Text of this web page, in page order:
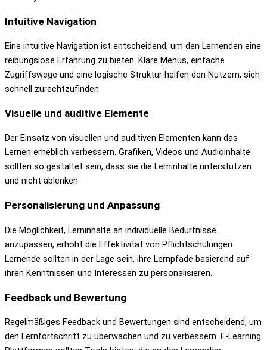
Intuitive Navigation
Eine intuitive Navigation ist entscheidend, um den Lernenden eine
reibungslose Erfahrung zu bieten. Klare Menüs, einfache
Zugriffswege und eine logische Struktur helfen den Nutzern, sich
schnell zurechtzufinden.
Visuelle und auditive Elemente
Der Einsatz von visuellen und auditiven Elementen kann das
Lernen erheblich verbessern. Grafiken, Videos und Audioinhalte
sollten so gestaltet sein, dass sie die Lerninhalte unterstützen
und nicht ablenken.
Personalisierung und Anpassung
Die Möglichkeit, Lerninhalte an individuelle Bedürfnisse
anzupassen, erhöht die Effektivität von Pflichtschulungen.
Lernende sollten in der Lage sein, ihre Lernpfade basierend auf
ihren Kenntnissen und Interessen zu personalisieren.
Feedback und Bewertung
Regelmäßiges Feedback und Bewertungen sind entscheidend, um
den Lernfortschritt zu überwachen und zu verbessern. E-Learning